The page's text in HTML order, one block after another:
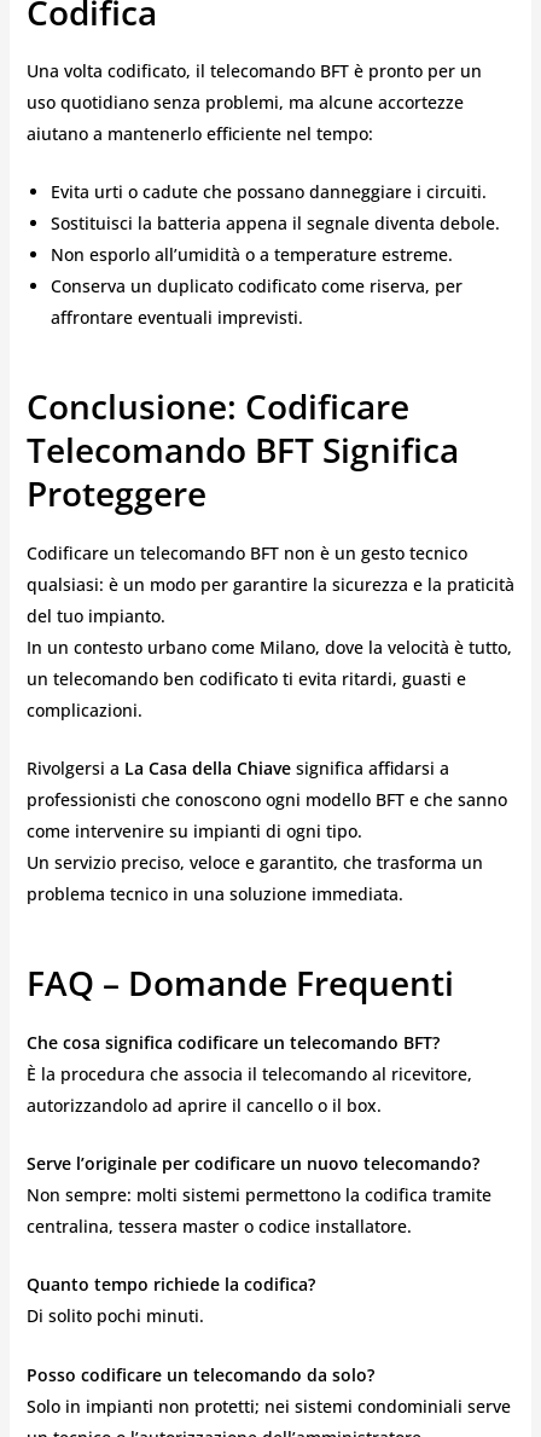
Codifica
Una volta codificato, il telecomando BFT è pronto per un
uso quotidiano senza problemi, ma alcune accortezze
aiutano a mantenerlo efficiente nel tempo:
Evita urti o cadute che possano danneggiare i circuiti.
Sostituisci la batteria appena il segnale diventa debole.
Non esporlo all’umidità o a temperature estreme.
Conserva un duplicato codificato come riserva, per
affrontare eventuali imprevisti.
Conclusione: Codificare
Telecomando BFT Significa
Proteggere
Codificare un telecomando BFT non è un gesto tecnico
qualsiasi: è un modo per garantire la sicurezza e la praticità
del tuo impianto.
In un contesto urbano come Milano, dove la velocità è tutto,
un telecomando ben codificato ti evita ritardi, guasti e
complicazioni.
Rivolgersi a La Casa della Chiavesignifica affidarsi a
professionisti che conoscono ogni modello BFT e che sanno
come intervenire su impianti di ogni tipo.
Un servizio preciso, veloce e garantito, che trasforma un
problema tecnico in una soluzione immediata.
FAQ – Domande Frequenti
Che cosa significa codificare un telecomando BFT?
È la procedura che associa il telecomando al ricevitore,
autorizzandolo ad aprire il cancello o il box.
Serve l’originale per codificare un nuovo telecomando?
Non sempre: molti sistemi permettono la codifica tramite
centralina, tessera master o codice installatore.
Quanto tempo richiede la codifica?
Di solito pochi minuti.
Posso codificare un telecomando da solo?
Solo in impianti non protetti; nei sistemi condominiali serve